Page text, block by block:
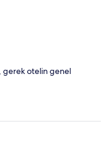
gerek otelin genel